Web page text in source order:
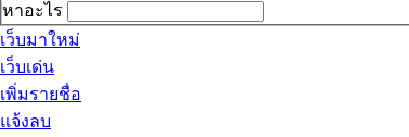
หาอะไร
เว็บมาใหม่
เว็บเด่น
เพิ่มรายชื่อ
แจ้งลบ